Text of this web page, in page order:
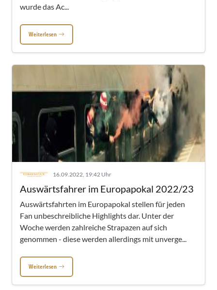
wurde das Ac...
Weiterlesen
16.09.2022, 19:42 Uhr
Auswärtsfahrer im Europapokal 2022/23
Auswärtsfahrten im Europapokal stellen für jeden
Fan unbeschreibliche Highlights dar. Unter der
Woche werden zahlreiche Strapazen auf sich
genommen - diese werden allerdings mit unverge...
Weiterlesen